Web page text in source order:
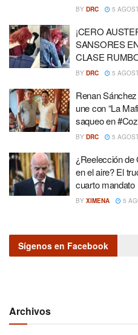
BY DRC 5
¡CERO
SANSORES
CLASE
BY DRC 5
Renan
une con “La
saqueo en
BY DRC 5
¿Reelección de
en el aire? El
cuarto mandato
BY XIMENA 5
Sígenos en Facebook
Archivos